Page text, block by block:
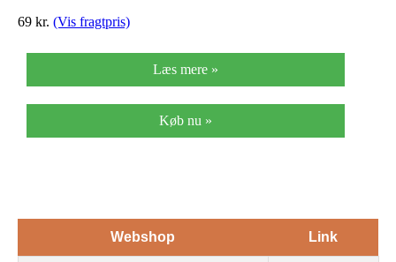
69 kr. (Vis fragtpris)
Læs mere »
Køb nu »
Webshop Link